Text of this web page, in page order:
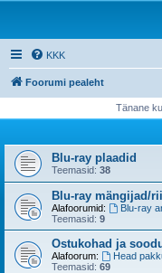
KKK
Foorumi pealeht
Tänane
Blu-ray plaadid
Teemasid: 38
Blu-ray mängijad/
Alafoorumid: Blu-ray
Teemasid: 9
Ostukohad ja
Alafoorum:
Head
Teemasid: 69